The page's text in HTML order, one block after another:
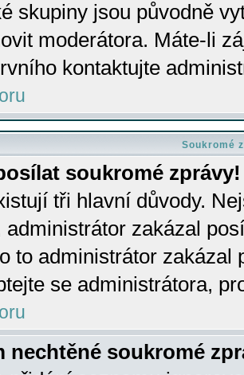
skupiny jsou původně
moderátora. Máte-li
kontaktujte
Soukromé
soukromé zprávy!
tři hlavní důvody.
administrátor zakázal
to administrátor zakázal
se administrátora,
nechtěné soukromé